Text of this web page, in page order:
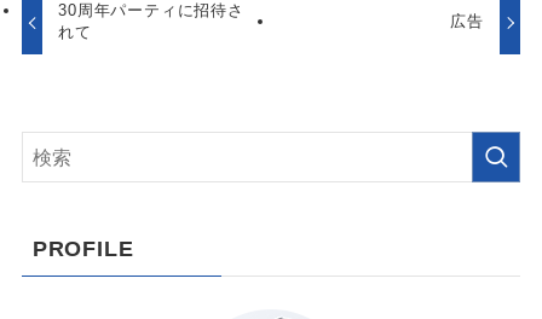
30周年パーティに招待さ
れて
広告
PROFILE